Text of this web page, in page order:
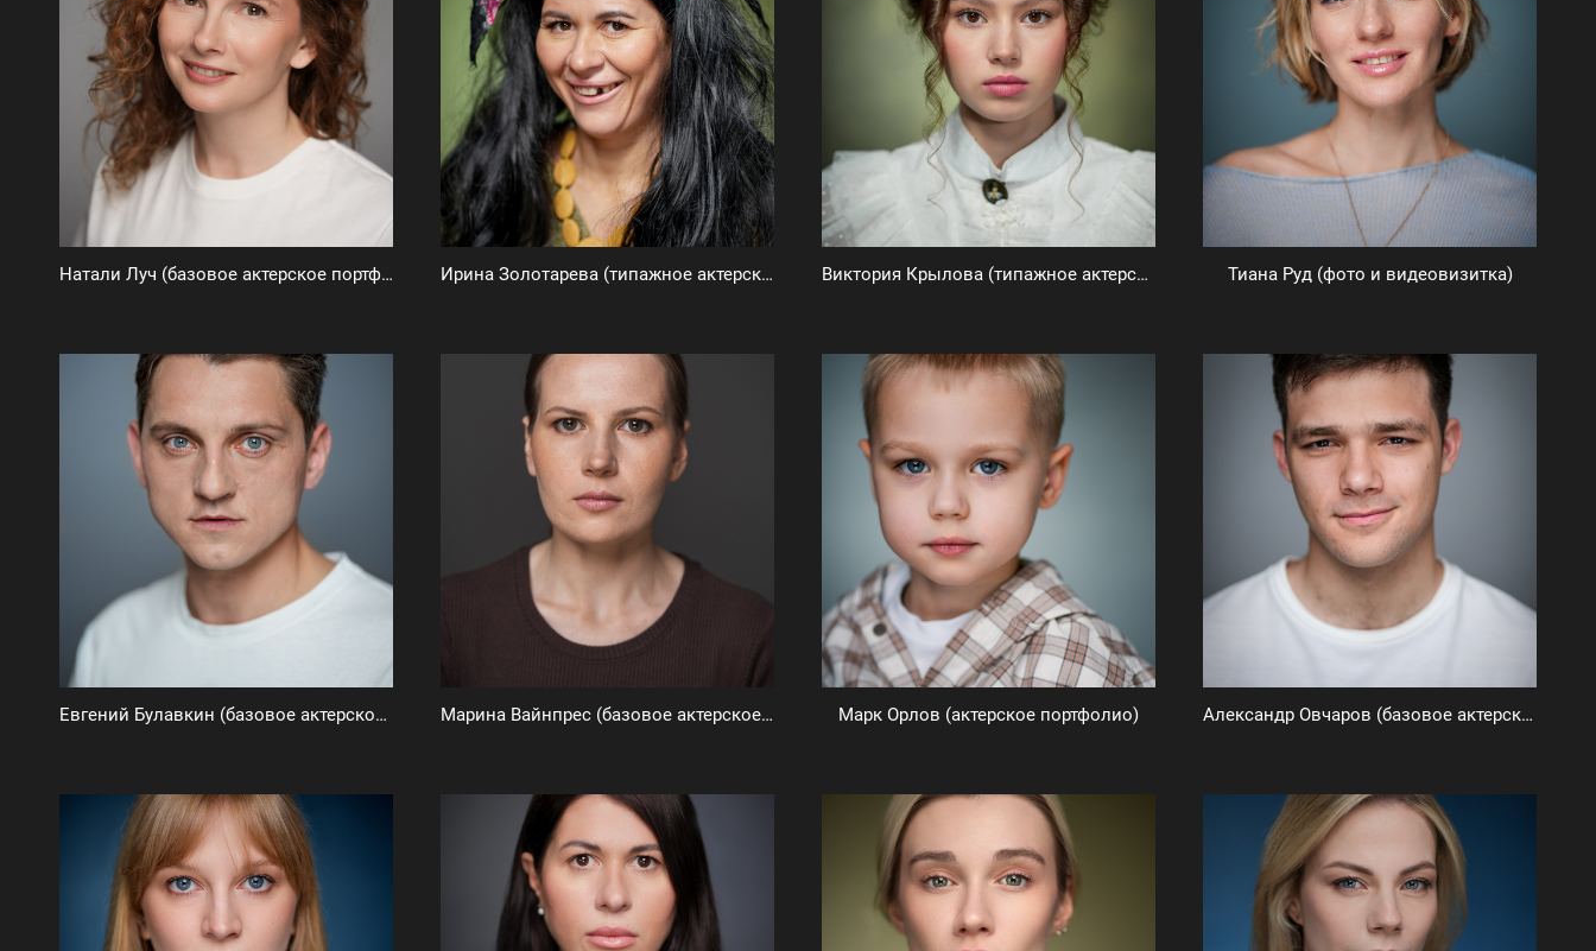
Натали Луч (базовое актерское портфолио) Ирина Золотарева (типажное актерское портфолио) Виктория Крылова (типажное актерское портфолио) Тиана Руд (фото и видеовизитка)
Евгений Булавкин (базовое актерское портфолио) Марина Вайнпрес (базовое актерское портфолио) Марк Орлов (актерское портфолио) Александр Овчаров (базовое актерское портфолио)